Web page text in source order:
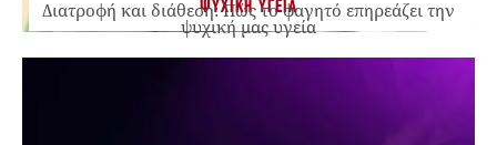
ΨΥΧΙΚΗ ΥΓΕΙΑ
Διατροφή και διάθεση: Πώς το φαγητό επηρεάζει την
ψυχική μας υγεία